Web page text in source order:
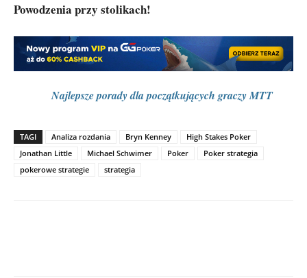
Powodzenia przy stolikach!
Najlepsze porady dla początkujących graczy MTT
TAGI Analiza rozdania Bryn Kenney
High Stakes Poker
Jonathan Little
Michael Schwimer Poker
Poker strategia
pokerowe strategie
strategia